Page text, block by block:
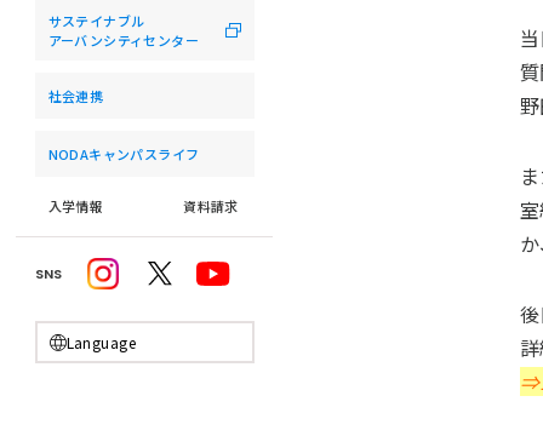
サステイナブル
アーバンシティセンター
社会連携
NODAキャンパスライフ
入学情報 資料請求
SNS
Language